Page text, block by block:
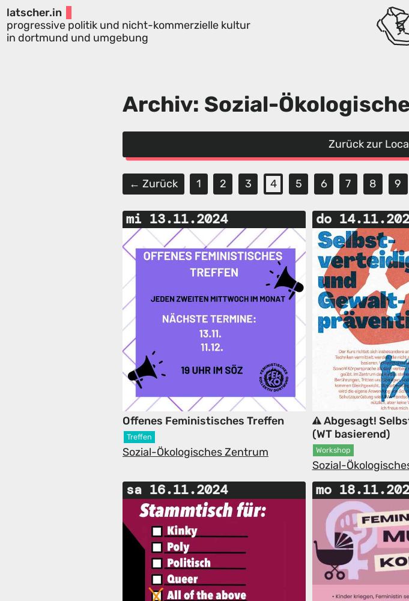
latscher.in
progressive politik und nicht-kommerzielle kultur
in dortmund und umgebung
Archiv: Sozial-
Zurück zur
← Zurück 1 2 3 4 5 6 7 8 9
mi 13.11.2024
Offenes Feministisches Treffen
Treffen
Sozial-Ökologisches Zentrum
do
Abgesagt!
(WT basierend)
Workshop
Sozial-
sa 16.11.2024 mo